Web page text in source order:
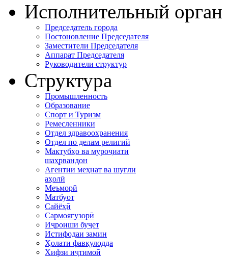
Исполнительный орган
Председатель города
Постоновление Председателя
Заместители Председателя
Аппарат Председателя
Руководители структур
Структура
Промышленность
Образование
Спорт и Туризм
Ремесленники
Отдел здравоохранения
Отдел по делам религий
Мактубҳо ва муроҷиати
шаҳрвандон
Агентии меҳнат ва шуғли
аҳолӣ
Меъморӣ
Матбуот
Сайёҳӣ
Сармоягузорӣ
Иҷроиши буҷет
Истифодаи замин
Ҳолати фавқулодда
Хифзи иҷтимоӣ